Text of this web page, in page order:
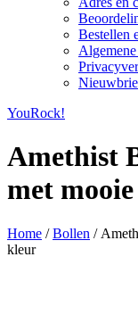
Bestellen
YouRock!
Amethist
met
Home /Bollen /
kleur